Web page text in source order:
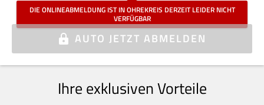
DIE ONLINEABMELDUNG IST IN OHREKREIS DERZEIT LEIDER NICHT
VERFÜGBAR
Kennzeichen bitte ohne Elektro, Saison oder Oldtimer eingeben
AUTO JETZT ABMELDEN
Ihre exklusiven Vorteile